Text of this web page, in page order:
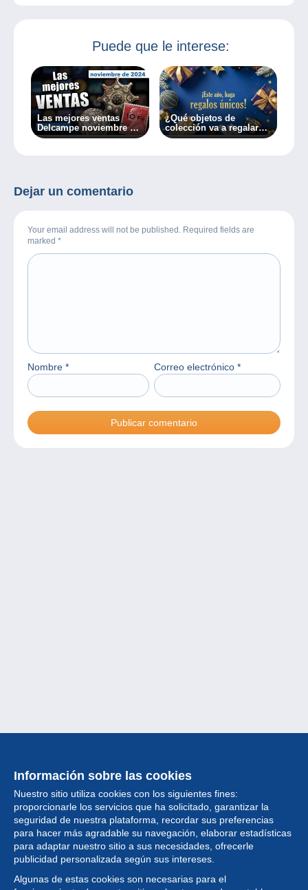
Puede que le interese:
Las mejores ventas
Delcampe noviembre de
2024
¿Qué objetos de
colección va a regalar
estas fiestas?
Dejar un comentario
Your email address will not be published. Required fields are
marked *
Nombre * Correo electrónico *
Información sobre las cookies
Nuestro sitio utiliza cookies con los siguientes fines:
proporcionarle los servicios que ha solicitado, garantizar la
seguridad de nuestra plataforma, recordar sus preferencias
para hacer más agradable su navegación, elaborar estadísticas
para adaptar nuestro sitio a sus necesidades, ofrecerle
publicidad personalizada según sus intereses.
Algunas de estas cookies son necesarias para el
Colección
Noticias